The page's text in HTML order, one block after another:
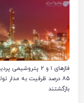
فازهای ۱ و ۲ پتروشیمی
۸۵ درصد ظرفیت به مدار
بازگشتند